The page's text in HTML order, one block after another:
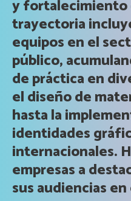
y fortalecimiento
trayectoria
equipos en el
público,
de práctica en
el diseño de
hasta la
identidades
internacionales.
empresas a
sus audiencias